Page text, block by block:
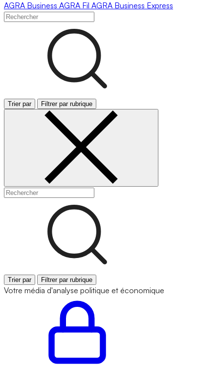
AGRA Business AGRA Fil AGRA Business Express
Trier par Filtrer par rubrique
Trier par Filtrer par rubrique
Votre média d'analyse politique et économique